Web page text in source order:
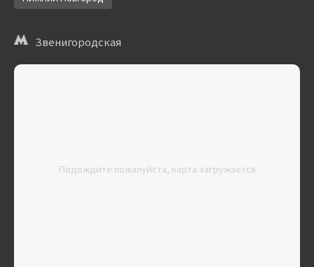
Звенигородская
Подождите пожалуйста, карта загружается